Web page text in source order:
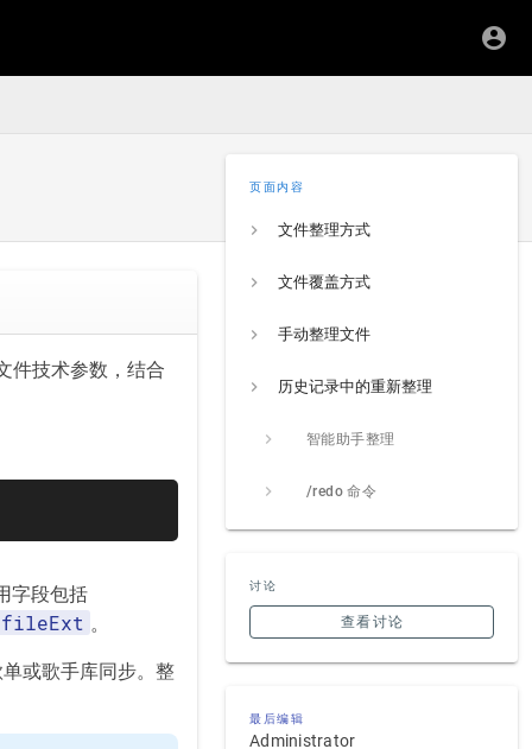
页面内容
文件整理方式
文件覆盖方式
手动整理文件
历史记录中的重新整理
智能助手整理
/redo 命令
讨论
查看讨论
最后编辑
Administrator
件技术参数，结合
字段包括
fileExt 。
或歌手库同步。整